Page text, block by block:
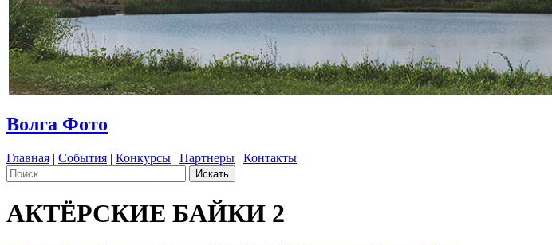
Волга Фото
Главная | События | Конкурсы | Партнеры | Контакты
АКТЁРСКИЕ БАЙКИ 2